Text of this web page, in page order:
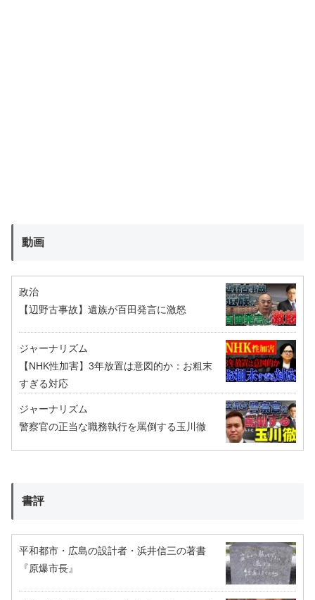
動画
政治
【辺野古事故】遺族が百田発言に激怒
ジャーナリズム
【NHK性加害】3年放置は意図的か：お粗末
すぎる対応
ジャーナリズム
警察官の正当な職務執行を罵倒する玉川徹
書評
平和都市・広島の設計者・浜井信三の著書
『原爆市長』